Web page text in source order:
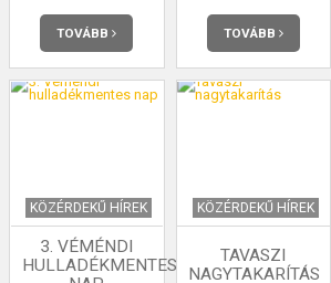
TOVÁBB TOVÁBB
KÖZÉRDEKŰ HÍREK
3. VÉMÉNDI
HULLADÉKMENTES
KÖZÉRDEKŰ HÍREK
TAVASZI
NAGYTAKARÍTÁS